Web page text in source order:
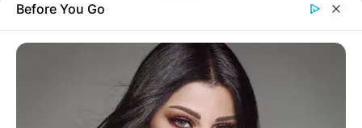
Before You Go